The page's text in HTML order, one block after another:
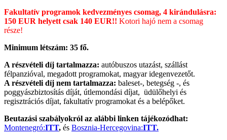
Fakultatív programok kedvezményes csomag, 4 kirándulásra:
150 EUR helyett csak 140 EUR!! Kotori hajó nem a csomag
része!
Minimum létszám: 35 fő.
A részvételi díj tartalmazza: autóbuszos utazást, szállást
félpanzióval, megadott programokat, magyar idegenvezetőt.
A részvételi díj nem tartalmazza: baleset-, betegség -, és
poggyászbiztosítás díját, útlemondási díjat, üdülőhelyi és
regisztrációs díjat, fakultatív programokat és a belépőket.
Beutazási szabályokról az alábbi linken tájékozódhat:
Montenegró:ITT, és Bosznia-Hercegovina:ITT.